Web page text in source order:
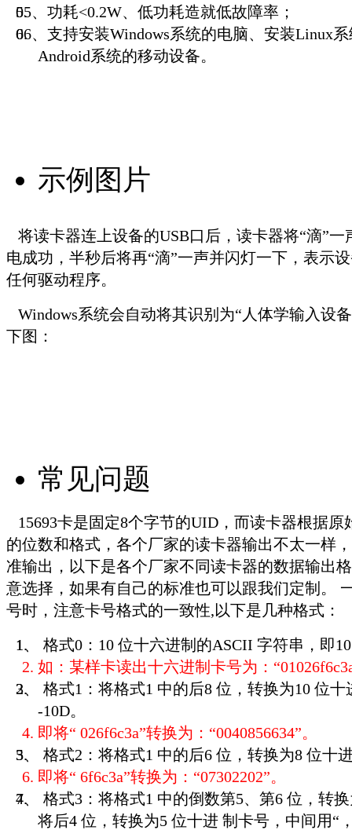
05、功耗<0.2W、低功耗造就低故障率；
06、支持安装Windows系统的电脑、安装Linux
Android系统的移动设备。
示例图片
将读卡器连上设备的USB口后，读卡器将“滴”
电成功，半秒后将再“滴”一声并闪灯一下，表示
任何驱动程序。
Windows系统会自动将其识别为“人体学输入设
下图：
常见问题
15693卡是固定8个字节的UID，而读卡器根据原
的位数和格式，各个厂家的读卡器输出不太一样
准输出，以下是各个厂家不同读卡器的数据输出
意选择，如果有自己的标准也可以跟我们定制。
号时，注意卡号格式的一致性,以下是几种格式：
1、 格式0：10 位十六进制的ASCII 字符串，即
如：某样卡读出十六进制卡号为：
2、 格式1：将格式1 中的后8 位，转换为10 位
-10D。
即将“ 026f6c3a”转换为：“0040856634”。
3、 格式2：将格式1 中的后6 位，转换为8 位十
即将“ 6f6c3a”转换为：“07302202”。
4、 格式3：将格式1 中的倒数第5、第6 位，转
将后4 位，转换为5 位十进 制卡号，中间用“